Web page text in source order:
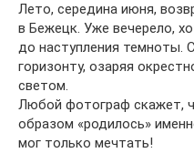
Лето, середина июня,
в Бежецк. Уже вечерело,
до наступления темноты.
горизонту, озаряя
светом.
Любой фотограф скажет,
образом «родилось»
мог только мечтать!